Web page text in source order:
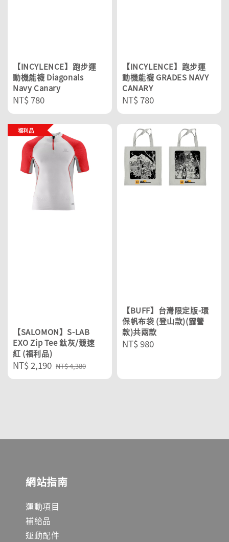
【INCYLENCE】跑步運
動機能襪 Diagonals
Navy Canary
Regular
price
NT$ 780
【INCYLENCE】跑步運
動機能襪 GRADES NAVY
CANARY
Regular
price
NT$ 780
福利品
【SALOMON】S-LAB
EXO Zip Tee 鈦灰/競速
紅 (福利品)
Sale
price
NT$ 2,190 Regular
price
NT$ 4,380
【BUFF】台灣限定版-環
保帆布袋 (登山款)(露營
款)共兩款
Regular
NT$ 980
網站指南
運動項目
補給品
運動配件